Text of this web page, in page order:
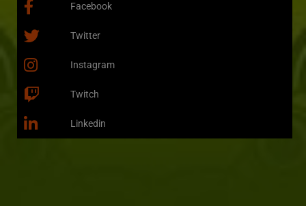
Facebook
Twitter
Instagram
Twitch
Linkedin